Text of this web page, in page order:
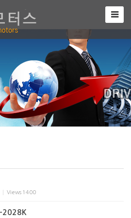
Views 1400
2028K
케치북5
스케치북5